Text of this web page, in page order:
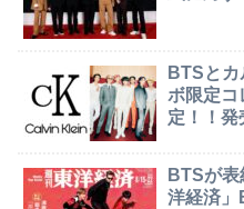
BTSと
ボ限定コ
定！！発
BTSが
洋経済」